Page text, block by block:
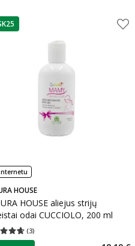
HOUSE
HOUSE aliejus strijų
odai CUCCIOLO, 200 ml
(3)
įvertinimas 4.67